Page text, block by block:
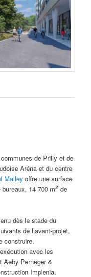
de Prilly et de
Aréna et du centre
Malley offre une surface
bureaux, 14 700 m2 de
dès le stade du
de l’avant-projet,
construire.
avec les
Aeby Perneger &
Implenia.